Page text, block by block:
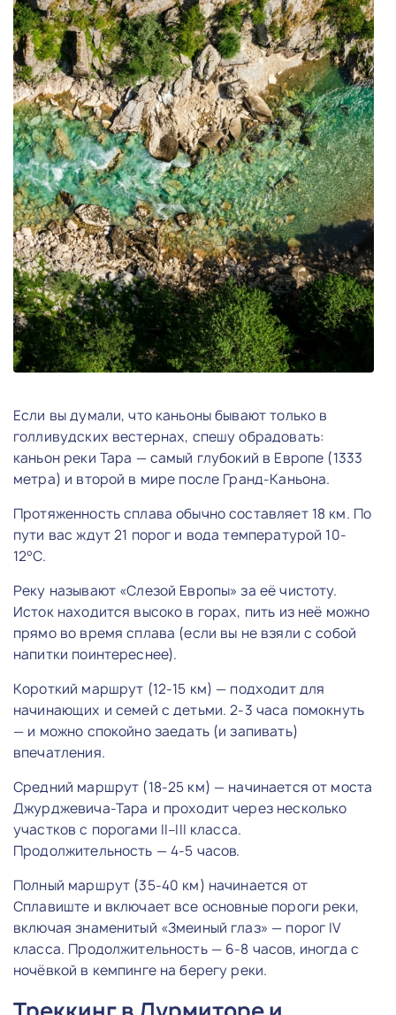
Если вы думали, что каньоны бывают только в
голливудских вестернах, спешу обрадовать:
каньон реки Тара — самый глубокий в Европе (1333
метра) и второй в мире после Гранд-Каньона.
Протяженность сплава обычно составляет 18 км. По
пути вас ждут 21 порог и вода температурой 10-
12°C.
Реку называют «Слезой Европы» за её чистоту.
Исток находится высоко в горах, пить из неё можно
прямо во время сплава (если вы не взяли с собой
напитки поинтереснее).
Короткий маршрут (12-15 км) — подходит для
начинающих и семей с детьми. 2-3 часа помокнуть
— и можно спокойно заедать (и запивать)
впечатления.
Средний маршрут (18-25 км) — начинается от моста
Джурджевича-Тара и проходит через несколько
участков с порогами II–III класса.
Продолжительность — 4-5 часов.
Полный маршрут (35-40 км) начинается от
Сплавиште и включает все основные пороги реки,
включая знаменитый «Змеиный глаз» — порог IV
класса. Продолжительность — 6-8 часов, иногда с
ночёвкой в кемпинге на берегу реки.